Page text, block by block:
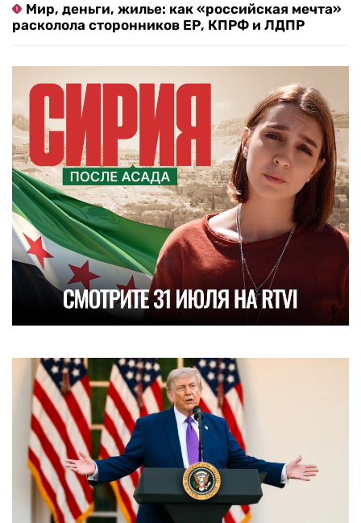
Мир, деньги, жилье: как «российская мечта»
расколола сторонников ЕР, КПРФ и ЛДПР